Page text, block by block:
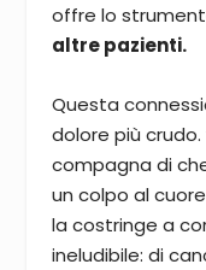
offre lo
altre pazienti.
Questa
dolore più
compagna di
un colpo al
la costringe a
ineludibile: di